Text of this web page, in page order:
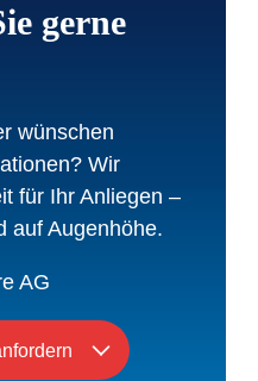
gerne
wünschen
Wir
für Ihr Anliegen –
auf Augenhöhe.
AG